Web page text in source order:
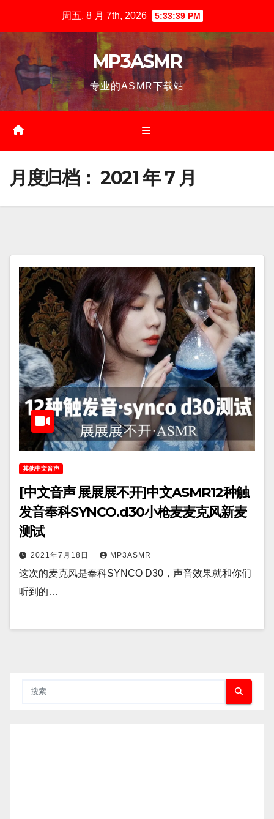
周五. 8 月 7th, 2026 5:33:40 PM
MP3ASMR
专业的ASMR下载站
月度归档： 2021 年 7 月
其他中文音声
[中文音声 展展展不开]中文ASMR12种触
发音奉科SYNCO.d30小枪麦麦克风新麦
测试
2021年7月18日 MP3ASMR
这次的麦克风是奉科SYNCO D30，声音效果就和你们
听到的…